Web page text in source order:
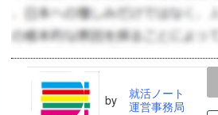
by
就活ノート
運営事務局
LINE